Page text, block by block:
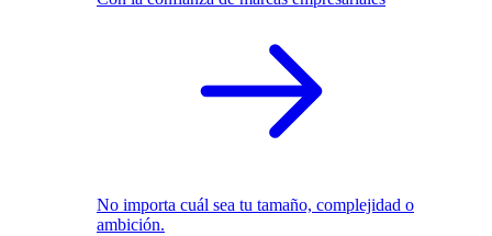
No importa cuál sea tu tamaño, complejidad o
ambición.